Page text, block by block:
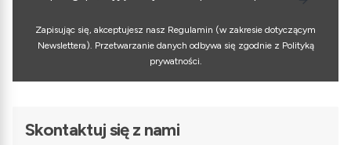
Zapisując się, akceptujesz nasz Regulamin (w zakresie dotyczącym
Newslettera). Przetwarzanie danych odbywa się zgodnie z Polityką
prywatności.
Skontaktuj się z nami